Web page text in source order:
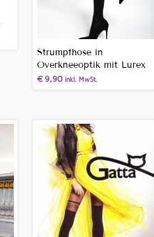
Strumpfhose in
Overkneeoptik mit Lurex
€9,90 inkl. MwSt.